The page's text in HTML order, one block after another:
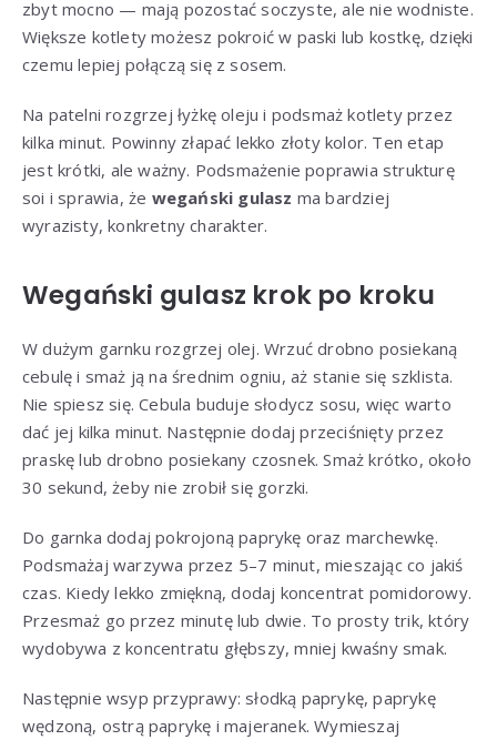
zbyt mocno — mają pozostać soczyste, ale nie wodniste.
Większe kotlety możesz pokroić w paski lub kostkę, dzięki
czemu lepiej połączą się z sosem.
Na patelni rozgrzej łyżkę oleju i podsmaż kotlety przez
kilka minut. Powinny złapać lekko złoty kolor. Ten etap
jest krótki, ale ważny. Podsmażenie poprawia strukturę
soi i sprawia, że wegański gulasz ma bardziej
wyrazisty, konkretny charakter.
Wegański gulasz krok po kroku
W dużym garnku rozgrzej olej. Wrzuć drobno posiekaną
cebulę i smaż ją na średnim ogniu, aż stanie się szklista.
Nie spiesz się. Cebula buduje słodycz sosu, więc warto
dać jej kilka minut. Następnie dodaj przeciśnięty przez
praskę lub drobno posiekany czosnek. Smaż krótko, około
30 sekund, żeby nie zrobił się gorzki.
Do garnka dodaj pokrojoną paprykę oraz marchewkę.
Podsmażaj warzywa przez 5–7 minut, mieszając co jakiś
czas. Kiedy lekko zmiękną, dodaj koncentrat pomidorowy.
Przesmaż go przez minutę lub dwie. To prosty trik, który
wydobywa z koncentratu głębszy, mniej kwaśny smak.
Następnie wsyp przyprawy: słodką paprykę, paprykę
wędzoną, ostrą paprykę i majeranek. Wymieszaj